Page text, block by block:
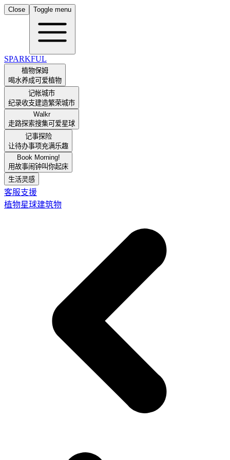
Close Toggle menu
SPARKFUL
植物保姆
喝水养成可爱植物
记帐城市
纪录收支建造繁荣城市
Walkr
走路探索搜集可爱星球
记事探险
让待办事项充满乐趣
Book Morning!
用故事闹钟叫你起床
生活灵感
客服支援
植物星球建筑物